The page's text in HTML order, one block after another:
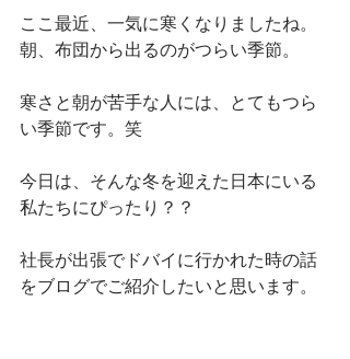
ここ最近、一気に寒くなりましたね。
朝、布団から出るのがつらい季節。
寒さと朝が苦手な人には、とてもつら
い季節です。笑
今日は、そんな冬を迎えた日本にいる
私たちにぴったり？？
社長が出張でドバイに行かれた時の話
をブログでご紹介したいと思います。